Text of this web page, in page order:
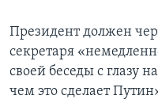
Президент должен
секретаря
своей беседы с глазу
чем это сделает